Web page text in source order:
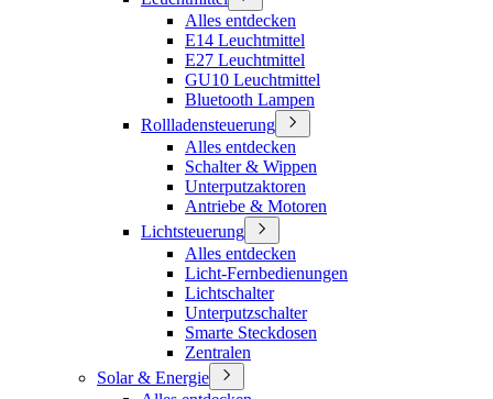
Alles entdecken
E14 Leuchtmittel
E27 Leuchtmittel
GU10 Leuchtmittel
Bluetooth Lampen
Rollladensteuerung
Alles entdecken
Schalter & Wippen
Unterputzaktoren
Antriebe & Motoren
Lichtsteuerung
Alles entdecken
Licht-Fernbedienungen
Lichtschalter
Unterputzschalter
Smarte Steckdosen
Zentralen
Solar & Energie